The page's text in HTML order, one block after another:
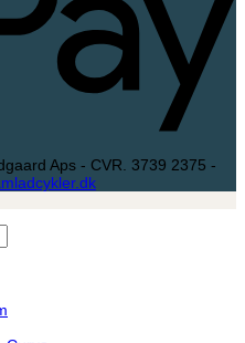
Aps - CVR. 3739 2375 -